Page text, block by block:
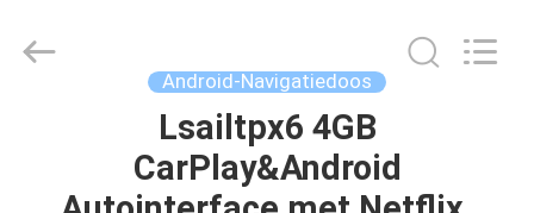
PRODUCTEN
Automobile
Electron
Android-Navigatiedoos
Lsailtpx6 4GB
CarPlay&Android